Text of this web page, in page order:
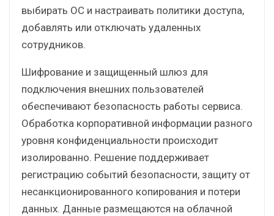
выбирать ОС и настраивать политики доступа,
добавлять или отключать удаленных
сотрудников.
Шифрование и защищенный шлюз для
подключения внешних пользователей
обеспечивают безопасность работы сервиса.
Обработка корпоративной информации разного
уровня конфиденциальности происходит
изолированно. Решение поддерживает
регистрацию событий безопасности, защиту от
несанкционированного копирования и потери
данных. Данные размещаются на облачной